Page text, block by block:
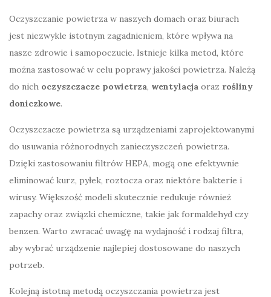
Oczyszczanie powietrza w naszych domach oraz biurach
jest niezwykle istotnym zagadnieniem, które wpływa na
nasze zdrowie i samopoczucie. Istnieje kilka metod, które
można zastosować w celu poprawy jakości powietrza. Należą
do nich oczyszczacze powietrza, wentylacja oraz rośliny
doniczkowe.
Oczyszczacze powietrza są urządzeniami zaprojektowanymi
do usuwania różnorodnych zanieczyszczeń powietrza.
Dzięki zastosowaniu filtrów HEPA, mogą one efektywnie
eliminować kurz, pyłek, roztocza oraz niektóre bakterie i
wirusy. Większość modeli skutecznie redukuje również
zapachy oraz związki chemiczne, takie jak formaldehyd czy
benzen. Warto zwracać uwagę na wydajność i rodzaj filtra,
aby wybrać urządzenie najlepiej dostosowane do naszych
potrzeb.
Kolejną istotną metodą oczyszczania powietrza jest